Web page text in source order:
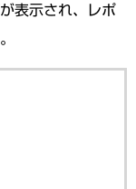
表示され、レポ